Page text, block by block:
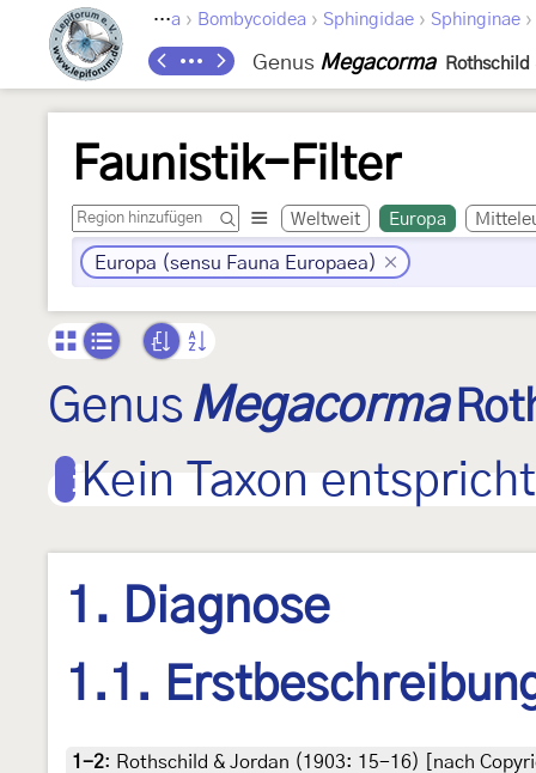
Lepidoptera › Bombycoidea › Sphingidae › Sphinginae ›
Genus Megacorma Rothschild
Faunistik-Filter
Weltweit Europa
Europa (sensu Fauna Europaea)
Genus Megacorma
Kein Taxon
1. Diagnose
1.1.
1-2: Rothschild & Jordan (1903: 15-16) [nach